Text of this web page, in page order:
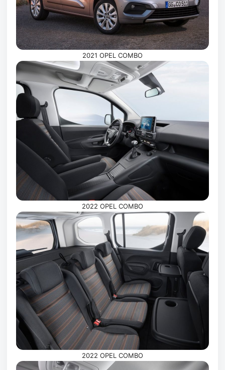
2021 OPEL COMBO
2022 OPEL COMBO
2022 OPEL COMBO